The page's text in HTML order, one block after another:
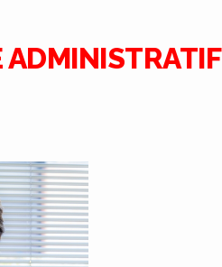
ADMINISTRATIF